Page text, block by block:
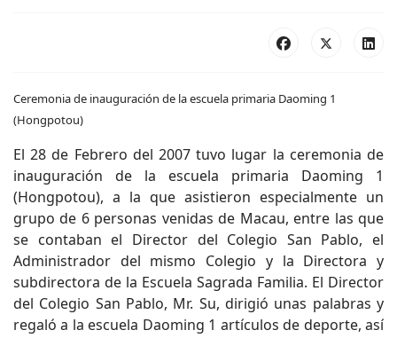
Ceremonia de inauguración de la escuela primaria Daoming 1
(Hongpotou)
El 28 de Febrero del 2007 tuvo lugar la ceremonia de
inauguración de la escuela primaria Daoming 1
(Hongpotou), a la que asistieron especialmente un
grupo de 6 personas venidas de Macau, entre las que
se contaban el Director del Colegio San Pablo, el
Administrador del mismo Colegio y la Directora y
subdirectora de la Escuela Sagrada Familia. El Director
del Colegio San Pablo, Mr. Su, dirigió unas palabras y
regaló a la escuela Daoming 1 artículos de deporte, así